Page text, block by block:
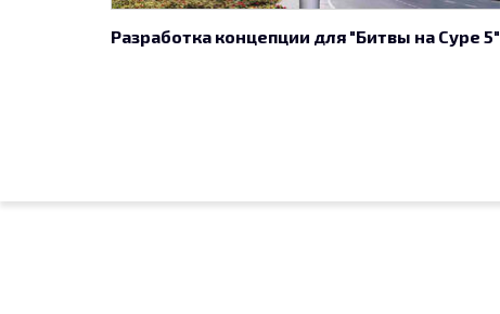
Разработка концепции для "Битвы на Суре 5"